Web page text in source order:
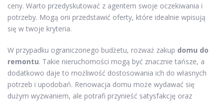
ceny. Warto przedyskutować z agentem swoje oczekiwania i
potrzeby. Mogą oni przedstawić oferty, które idealnie wpisują
się w twoje kryteria.
W przypadku ograniczonego budżetu, rozważ zakup domu do
remontu. Takie nieruchomości mogą być znacznie tańsze, a
dodatkowo daje to możliwość dostosowania ich do własnych
potrzeb i upodobań. Renowacja domu może wydawać się
dużym wyzwaniem, ale potrafi przynieść satysfakcję oraz